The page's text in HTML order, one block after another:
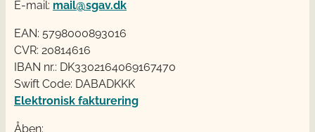
E-mail: mail@sgav.dk
EAN: 5798000893016
CVR: 20814616
IBAN nr.: DK3302164069167470
Swift Code: DABADKKK
Elektronisk fakturering
Åben: